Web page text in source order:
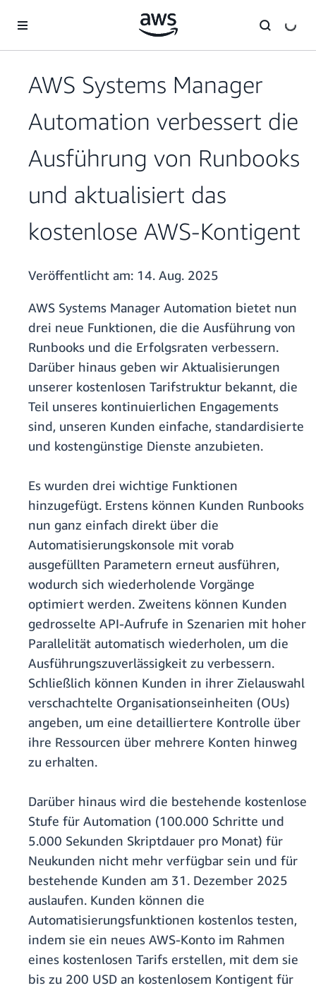
Überspringen zum Hauptinhalt
AWS Systems Manager
Automation verbessert die
Ausführung von Runbooks
und aktualisiert das
kostenlose AWS-Kontigent
Veröffentlicht am: 14. Aug. 2025
AWS Systems Manager Automation bietet nun
drei neue Funktionen, die die Ausführung von
Runbooks und die Erfolgsraten verbessern.
Darüber hinaus geben wir Aktualisierungen
unserer kostenlosen Tarifstruktur bekannt, die
Teil unseres kontinuierlichen Engagements
sind, unseren Kunden einfache, standardisierte
und kostengünstige Dienste anzubieten.
Es wurden drei wichtige Funktionen
hinzugefügt. Erstens können Kunden Runbooks
nun ganz einfach direkt über die
Automatisierungskonsole mit vorab
ausgefüllten Parametern erneut ausführen,
wodurch sich wiederholende Vorgänge
optimiert werden. Zweitens können Kunden
gedrosselte API-Aufrufe in Szenarien mit hoher
Parallelität automatisch wiederholen, um die
Ausführungszuverlässigkeit zu verbessern.
Schließlich können Kunden in ihrer Zielauswahl
verschachtelte Organisationseinheiten (OUs)
angeben, um eine detailliertere Kontrolle über
ihre Ressourcen über mehrere Konten hinweg
zu erhalten.
Darüber hinaus wird die bestehende kostenlose
Stufe für Automation (100.000 Schritte und
5.000 Sekunden Skriptdauer pro Monat) für
Neukunden nicht mehr verfügbar sein und für
bestehende Kunden am 31. Dezember 2025
auslaufen. Kunden können die
Automatisierungsfunktionen kostenlos testen,
indem sie ein neues AWS-Konto im Rahmen
eines kostenlosen Tarifs erstellen, mit dem sie
bis zu 200 USD an kostenlosem Kontigent für